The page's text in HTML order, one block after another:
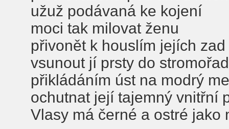
užuž podávaná ke kojení
moci tak milovat ženu
přivonět k houslím jejích
vsunout jí prsty do
přikládáním úst na modrý
ochutnat její tajemný vnitřní
Vlasy má černé a ostré jako